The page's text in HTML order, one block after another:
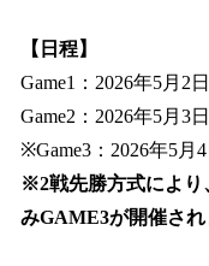
【日程】
Game1：2026年5月2
Game2：2026年5月3
※Game3：2026年5月
※2戦先勝方式により
みGAME3が開催され